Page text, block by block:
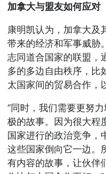
加拿大与盟友如何应对
康明凯认为，加拿大及
带来的经济和军事威胁
志同道合国家的联盟，
多的多边自由秩序，比
太国家间的贸易合作，
“同时，我们需要更努
极的故事。因为很大程
国家进行的政治竞争，
这些国家倒向它一边。
有内容的故事，让伙伴